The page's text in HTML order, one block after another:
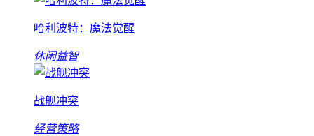
哈利波特：魔法觉醒
休闲益智
战舰冲突
经营策略